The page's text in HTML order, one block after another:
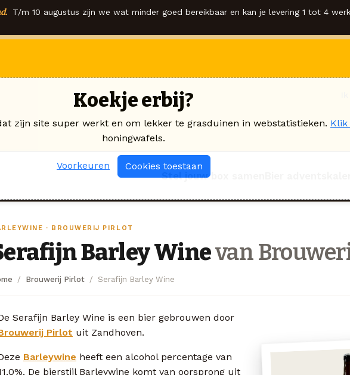
T/m 10 augustus zijn we wat minder goed bereikbaar en kan je levering 1 tot 4
Stel jouw box samen
· BROUWERIJ PIRLOT
Barley Winevan
Brouwerij Pirlot Serafijn Barley Wine
Serafijn Barley Wine is een bier gebrouwen door
Pirlot uit Zandhoven.
Barleywine heeft een alcohol percentage van
De bierstijl Barleywine komt van oorsprong uit
Koekje erbij?
zijn site super werkt en om lekker te grasduinen in webstatistieken.
honingwafels.
Voorkeuren Cookies toestaan